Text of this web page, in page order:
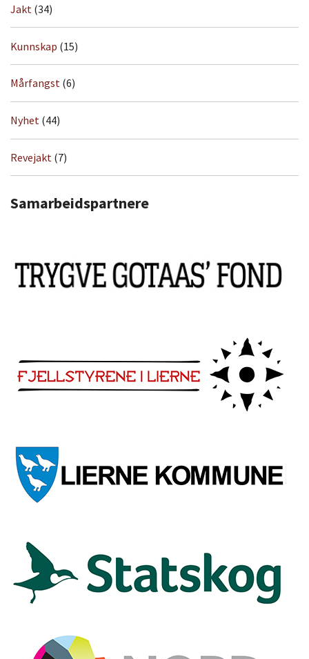
Jakt (34)
Kunnskap (15)
Mårfangst (6)
Nyhet (44)
Revejakt (7)
Samarbeidspartnere